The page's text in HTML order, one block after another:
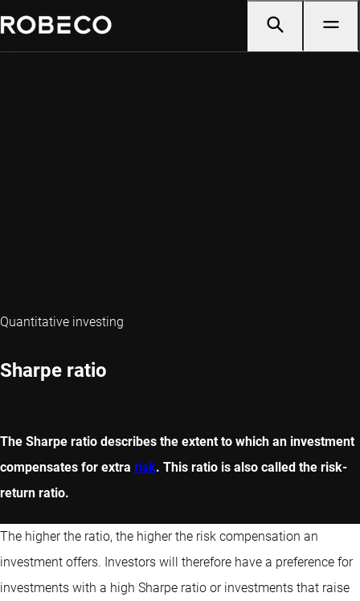
Quantitative investing
Sharpe ratio
The Sharpe ratio describes the extent to which an investment
compensates for extra risk. This ratio is also called the risk-
return ratio.
The higher the ratio, the higher the risk compensation an
investment offers. Investors will therefore have a preference for
investments with a high Sharpe ratio or investments that raise